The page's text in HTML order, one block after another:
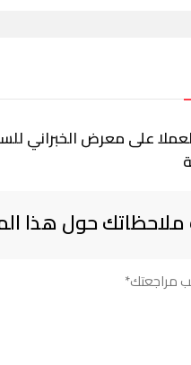
على معرض الخبراني
ملاحظاتك حول هذا